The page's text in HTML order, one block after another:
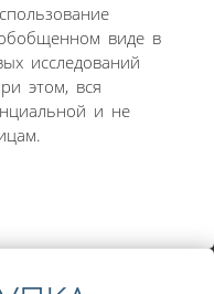
виде в
исследований
этом, вся
и не